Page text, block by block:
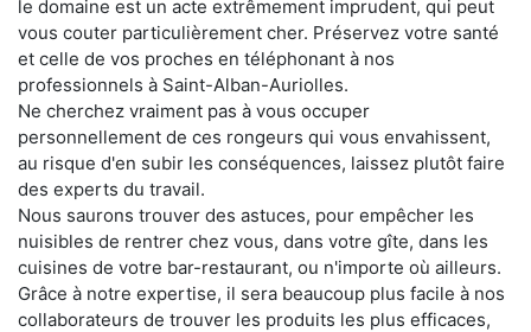
le domaine est un acte extrêmement imprudent, qui peut
vous couter particulièrement cher. Préservez votre santé
et celle de vos proches en téléphonant à nos
professionnels à Saint-Alban-Auriolles.
Ne cherchez vraiment pas à vous occuper
personnellement de ces rongeurs qui vous envahissent,
au risque d'en subir les conséquences, laissez plutôt faire
des experts du travail.
Nous saurons trouver des astuces, pour empêcher les
nuisibles de rentrer chez vous, dans votre gîte, dans les
cuisines de votre bar-restaurant, ou n'importe où ailleurs.
Grâce à notre expertise, il sera beaucoup plus facile à nos
collaborateurs de trouver les produits les plus efficaces,